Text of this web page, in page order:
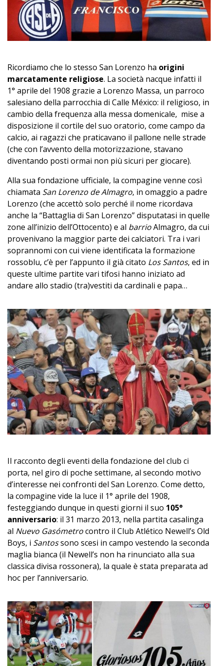
Ricordiamo che lo stesso San Lorenzo ha origini
marcatamente religiose. La società nacque infatti il
1° aprile del 1908 grazie a Lorenzo Massa, un parroco
salesiano della parrocchia di Calle México: il religioso, in
cambio della frequenza alla messa domenicale, mise a
disposizione il cortile del suo oratorio, come campo da
calcio, ai ragazzi che praticavano il pallone nelle strade
(che con l’avvento della motorizzazione, stavano
diventando posti ormai non più sicuri per giocare).
Alla sua fondazione ufficiale, la compagine venne così
chiamata San Lorenzo de Almagro, in omaggio a padre
Lorenzo (che accettò solo perché il nome ricordava
anche la “Battaglia di San Lorenzo” disputatasi in quelle
zone all’inizio dell’Ottocento) e al barrioAlmagro, da cui
provenivano la maggior parte dei calciatori. Tra i vari
soprannomi con cui viene identificata la formazione
rossoblu, c’è per l’appunto il già citato Los Santos, ed in
queste ultime partite vari tifosi hanno iniziato ad
andare allo stadio (tra)vestiti da cardinali e papa…
Il racconto degli eventi della fondazione del club ci
porta, nel giro di poche settimane, al secondo motivo
d’interesse nei confronti del San Lorenzo. Come detto,
la compagine vide la luce il 1° aprile del 1908,
festeggiando dunque in questi giorni il suo 105°
anniversario: il 31 marzo 2013, nella partita casalinga
al Nuevo Gasómetrocontro il Club Atlético Newell’s Old
Boys, i Santossono scesi in campo vestendo la seconda
maglia bianca (il Newell’s non ha rinunciato alla sua
classica divisa rossonera), la quale è stata preparata ad
hoc per l’anniversario.